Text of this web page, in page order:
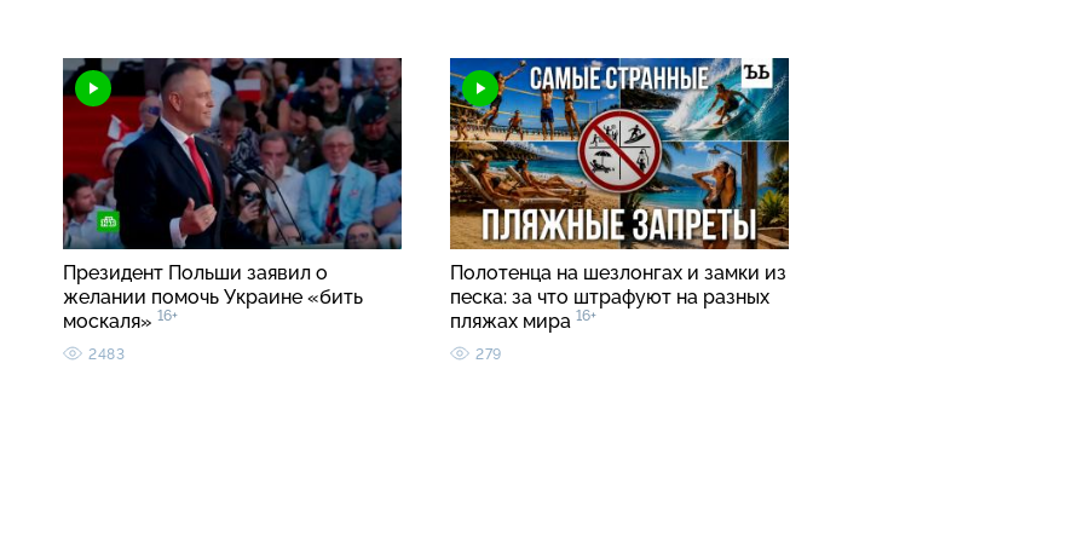
Президент Польши заявил о
желании помочь Украине «бить
москаля» 16+
2483
Полотенца на шезлонгах и замки из
песка: за что штрафуют на разных
пляжах мира 16+
279